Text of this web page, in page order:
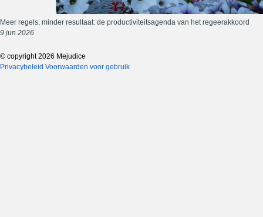
Meer regels, minder resultaat: de productiviteitsagenda van het regeerakkoord
9 jun 2026
© copyright 2026 Mejudice
Privacybeleid Voorwaarden voor gebruik